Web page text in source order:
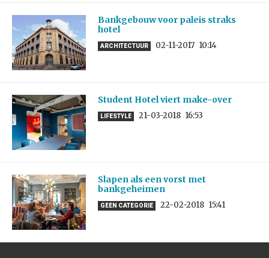
Bankgebouw voor paleis straks
hotel
ARCHITECTUUR 02-11-2017 10:14
Student Hotel viert make-over
LIFESTYLE 21-03-2018 16:53
Slapen als een vorst met
bankgeheimen
GEEN CATEGORIE 22-02-2018 15:41